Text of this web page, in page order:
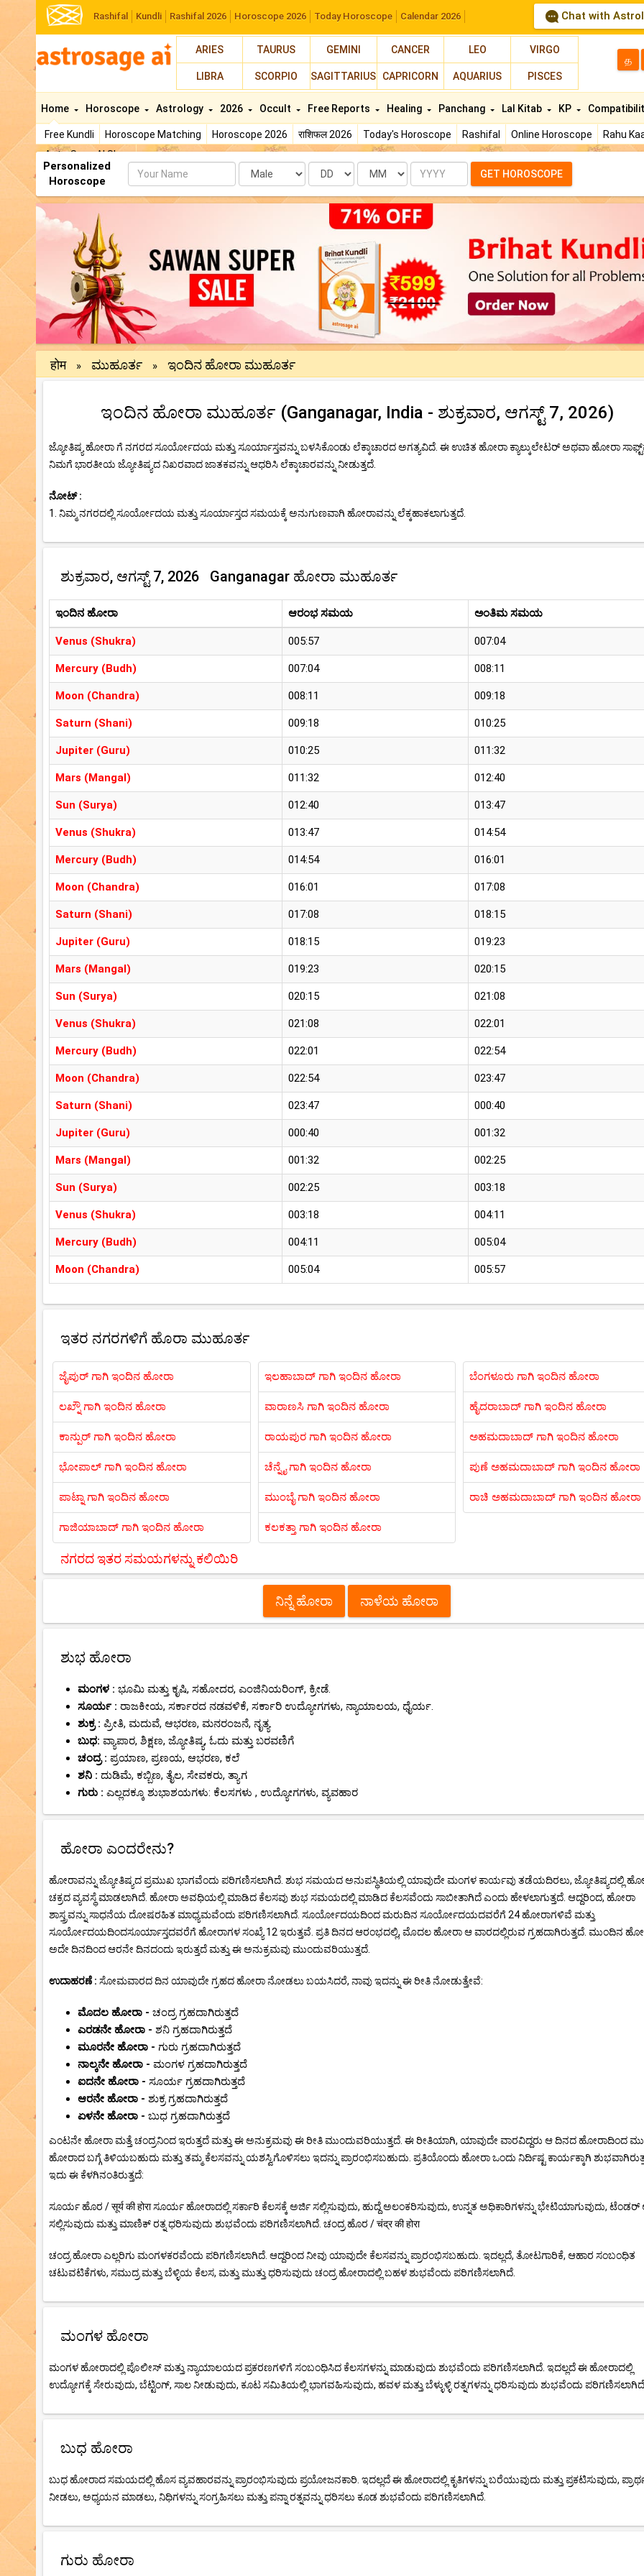
Rashifal Kundli Rashifal 2026 Horoscope 2026 Today Horoscope Calendar 2026 Chat with
ARIES TAURUS GEMINI CANCER LEO VIRGO
LIBRA SCORPIO SAGITTARIUS CAPRICORN AQUARIUS PISCES
த
Home
Free Kundli Horoscope Matching Horoscope 2026 राशिफल 2026 Today's Horoscope Rashifal Online Horoscope
Rahu
AstroSage AI Shop
Horoscope Astrology 2026 Occult Free Reports Healing Panchang Lal Kitab KP
Personalized
Horoscope
Name Date Month Year GET HOROSCOPE
होम » ಮುಹೂರ್ತ » ಇಂದಿನ ಹೋರಾ ಮುಹೂರ್ತ
ಇಂದಿನ ಹೋರಾ ಮುಹೂರ್ತ (Ganganagar, India - ಶುಕ್ರವಾರ, ಆಗಸ್ಟ್ 7, 2026)
ಜ್ಯೋತಿಷ್ಯ ಹೋರಾ ಗೆ ನಗರದ ಸೂರ್ಯೋದಯ ಮತ್ತು ಸೂರ್ಯಾಸ್ತವನ್ನು ಬಳಸಿಕೊಂಡು ಲೆಕ್ಕಾಚಾರದ ಅಗತ್ಯವಿದೆ. ಈ ಉಚಿತ ಹೋರಾ ಕ್ಯಾಲ್ಕುಲೇಟರ್ ಅಥವಾ ಹೋರಾ
ನಿಮಗೆ ಭಾರತೀಯ ಜ್ಯೋತಿಷ್ಯದ ನಿಖರವಾದ ಜಾತಕವನ್ನು ಆಧರಿಸಿ ಲೆಕ್ಕಾಚಾರವನ್ನು ನೀಡುತ್ತದೆ.
ನೋಟ್ :
1. ನಿಮ್ಮ ನಗರದಲ್ಲಿ ಸೂರ್ಯೋದಯ ಮತ್ತು ಸೂರ್ಯಾಸ್ತದ ಸಮಯಕ್ಕೆ ಅನುಗುಣವಾಗಿ ಹೋರಾವನ್ನು ಲೆಕ್ಕಹಾಕಲಾಗುತ್ತದೆ.
ಶುಕ್ರವಾರ, ಆಗಸ್ಟ್ 7, 2026 Ganganagar ಹೋರಾ ಮುಹೂರ್ತ
ಇಂದಿನ ಹೋರಾ ಆರಂಭ ಸಮಯ ಅಂತಿಮ ಸಮಯ
Venus (Shukra) 005:57 007:04
Mercury (Budh) 007:04 008:11
Moon (Chandra) 008:11 009:18
Saturn (Shani) 009:18 010:25
Jupiter (Guru) 010:25 011:32
Mars (Mangal) 011:32 012:40
Sun (Surya) 012:40 013:47
Venus (Shukra) 013:47 014:54
Mercury (Budh) 014:54 016:01
Moon (Chandra) 016:01 017:08
Saturn (Shani) 017:08 018:15
Jupiter (Guru) 018:15 019:23
Mars (Mangal) 019:23 020:15
Sun (Surya) 020:15 021:08
Venus (Shukra) 021:08 022:01
Mercury (Budh) 022:01 022:54
Moon (Chandra) 022:54 023:47
Saturn (Shani) 023:47 000:40
Jupiter (Guru) 000:40 001:32
Mars (Mangal) 001:32 002:25
Sun (Surya) 002:25 003:18
Venus (Shukra) 003:18 004:11
Mercury (Budh) 004:11 005:04
Moon (Chandra) 005:04 005:57
ಇತರ ನಗರಗಳಿಗೆ ಹೊರಾ ಮುಹೂರ್ತ
ಜೈಪುರ್ ಗಾಗಿ ಇಂದಿನ ಹೋರಾ
ಲಖ್ನೌ ಗಾಗಿ ಇಂದಿನ ಹೋರಾ
ಕಾನ್ಪುರ್ ಗಾಗಿ ಇಂದಿನ ಹೋರಾ
ಭೋಪಾಲ್ ಗಾಗಿ ಇಂದಿನ ಹೋರಾ
ಪಾಟ್ನಾ ಗಾಗಿ ಇಂದಿನ ಹೋರಾ
ಗಾಜಿಯಾಬಾದ್ ಗಾಗಿ ಇಂದಿನ ಹೋರಾ
ಇಲಹಾಬಾದ್ ಗಾಗಿ ಇಂದಿನ ಹೋರಾ
ವಾರಾಣಸಿ ಗಾಗಿ ಇಂದಿನ ಹೋರಾ
ರಾಯಪುರ ಗಾಗಿ ಇಂದಿನ ಹೋರಾ
ಚೆನ್ನೈ ಗಾಗಿ ಇಂದಿನ ಹೋರಾ
ಮುಂಬೈ ಗಾಗಿ ಇಂದಿನ ಹೋರಾ
ಕಲಕತ್ತಾ ಗಾಗಿ ಇಂದಿನ ಹೋರಾ
ಬೆಂಗಳೂರು ಗಾಗಿ ಇಂದಿನ ಹೋರಾ
ಹೈದರಾಬಾದ್ ಗಾಗಿ ಇಂದಿನ ಹೋರಾ
ಅಹಮದಾಬಾದ್ ಗಾಗಿ ಇಂದಿನ ಹೋರಾ
ಪುಣೆ ಅಹಮದಾಬಾದ್ ಗಾಗಿ ಇಂದಿನ ಹೋರಾ
ರಾಚಿ ಅಹಮದಾಬಾದ್ ಗಾಗಿ ಇಂದಿನ ಹೋರಾ
ನಗರದ ಇತರ ಸಮಯಗಳನ್ನು ಕಲಿಯಿರಿ
ನಿನ್ನೆ ಹೋರಾ ನಾಳೆಯ ಹೋರಾ
ಶುಭ ಹೋರಾ
ಮಂಗಳ : ಭೂಮಿ ಮತ್ತು ಕೃಷಿ, ಸಹೋದರ, ಎಂಜಿನಿಯರಿಂಗ್, ಕ್ರೀಡೆ.
ಸೂರ್ಯ : ರಾಜಕೀಯ, ಸರ್ಕಾರದ ನಡವಳಿಕೆ, ಸರ್ಕಾರಿ ಉದ್ಯೋಗಗಳು, ನ್ಯಾಯಾಲಯ, ಧೈರ್ಯ.
ಶುಕ್ರ : ಪ್ರೀತಿ, ಮದುವೆ, ಆಭರಣ, ಮನರಂಜನೆ, ನೃತ್ಯ.
ಬುಧ: ವ್ಯಾಪಾರ, ಶಿಕ್ಷಣ, ಜ್ಯೋತಿಷ್ಯ, ಓದು ಮತ್ತು ಬರವಣಿಗೆ
ಚಂದ್ರ : ಪ್ರಯಾಣ, ಪ್ರಣಯ, ಆಭರಣ, ಕಲೆ
ಶನಿ : ದುಡಿಮೆ, ಕಬ್ಬಿಣ, ತೈಲ, ಸೇವಕರು, ತ್ಯಾಗ
ಗುರು : ಎಲ್ಲದಕ್ಕೂ ಶುಭಾಶಯಗಳು: ಕೆಲಸಗಳು , ಉದ್ಯೋಗಗಳು, ವ್ಯವಹಾರ
ಹೋರಾ ಎಂದರೇನು?
ಹೋರಾವನ್ನು ಜ್ಯೋತಿಷ್ಯದ ಪ್ರಮುಖ ಭಾಗವೆಂದು ಪರಿಗಣಿಸಲಾಗಿದೆ. ಶುಭ ಸಮಯದ ಅನುಪಸ್ಥಿತಿಯಲ್ಲಿ ಯಾವುದೇ ಮಂಗಳ ಕಾರ್ಯವು ತಡೆಯದಿರಲು, ಜ್ಯೋತಿಷ್ಯದಲ್ಲಿ
ಚಕ್ರದ ವ್ಯವಸ್ಥೆ ಮಾಡಲಾಗಿದೆ. ಹೋರಾ ಅವಧಿಯಲ್ಲಿ ಮಾಡಿದ ಕೆಲಸವು ಶುಭ ಸಮಯದಲ್ಲಿ ಮಾಡಿದ ಕೆಲಸವೆಂದು ಸಾಬೀತಾಗಿದೆ ಎಂದು ಹೇಳಲಾಗುತ್ತದೆ. ಆದ್ದರಿಂದ, ಹೋರಾ
ಶಾಸ್ತ್ರವನ್ನು ಸಾಧನೆಯ ದೋಷರಹಿತ ಮಾಧ್ಯಮವೆಂದು ಪರಿಗಣಿಸಲಾಗಿದೆ. ಸೂರ್ಯೋದಯದಿಂದ ಮರುದಿನ ಸೂರ್ಯೋದಯದವರೆಗೆ 24 ಹೋರಾಗಳಿವೆ ಮತ್ತು
ಸೂರ್ಯೋದಯದಿಂದಸೂರ್ಯಾಸ್ತದವರೆಗೆ ಹೋರಾಗಳ ಸಂಖ್ಯೆ 12 ಇರುತ್ತವೆ. ಪ್ರತಿ ದಿನದ ಆರಂಭದಲ್ಲಿ, ಮೊದಲ ಹೋರಾ ಆ ವಾರದಲ್ಲಿರುವ ಗ್ರಹದಾಗಿರುತ್ತದೆ. ಮುಂದಿನ
ಅದೇ ದಿನದಿಂದ ಆರನೇ ದಿನದಂದು ಇರುತ್ತದೆ ಮತ್ತು ಈ ಅನುಕ್ರಮವು ಮುಂದುವರಿಯುತ್ತದೆ.
ಉದಾಹರಣೆ : ಸೋಮವಾರದ ದಿನ ಯಾವುದೇ ಗ್ರಹದ ಹೋರಾ ನೋಡಲು ಬಯಸಿದರೆ, ನಾವು ಇದನ್ನು ಈ ರೀತಿ ನೋಡುತ್ತೇವೆ:
ಮೊದಲ ಹೋರಾ - ಚಂದ್ರ ಗ್ರಹದಾಗಿರುತ್ತದೆ
ಎರಡನೇ ಹೋರಾ - ಶನಿ ಗ್ರಹದಾಗಿರುತ್ತದೆ
ಮೂರನೇ ಹೋರಾ - ಗುರು ಗ್ರಹದಾಗಿರುತ್ತದೆ
ನಾಲ್ಕನೇ ಹೋರಾ - ಮಂಗಳ ಗ್ರಹದಾಗಿರುತ್ತದೆ
ಐದನೇ ಹೋರಾ - ಸೂರ್ಯ ಗ್ರಹದಾಗಿರುತ್ತದೆ
ಆರನೇ ಹೋರಾ - ಶುಕ್ರ ಗ್ರಹದಾಗಿರುತ್ತದೆ
ಏಳನೇ ಹೋರಾ - ಬುಧ ಗ್ರಹದಾಗಿರುತ್ತದೆ
ಎಂಟನೇ ಹೋರಾ ಮತ್ತೆ ಚಂದ್ರನಿಂದ ಇರುತ್ತದೆ ಮತ್ತು ಈ ಅನುಕ್ರಮವು ಈ ರೀತಿ ಮುಂದುವರಿಯುತ್ತದೆ. ಈ ರೀತಿಯಾಗಿ, ಯಾವುದೇ ವಾರವಿದ್ದರು ಆ ದಿನದ ಹೋರಾದಿಂದ
ಹೋರಾದ ಬಗ್ಗೆ ತಿಳಿಯಬಹುದು ಮತ್ತು ತಮ್ಮ ಕೆಲಸವನ್ನು ಯಶಸ್ವಿಗೊಳಿಸಲು ಇದನ್ನು ಪ್ರಾರಂಭಿಸಬಹುದು. ಪ್ರತಿಯೊಂದು ಹೋರಾ ಒಂದು ನಿರ್ದಿಷ್ಟ ಕಾರ್ಯಕ್ಕಾಗಿ
ಇದು ಈ ಕೆಳಗಿನಂತಿರುತ್ತದೆ:
ಸೂರ್ಯ ಹೊರ / सूर्य की होरा ಸೂರ್ಯ ಹೋರಾದಲ್ಲಿ ಸರ್ಕಾರಿ ಕೆಲಸಕ್ಕೆ ಅರ್ಜಿ ಸಲ್ಲಿಸುವುದು, ಹುದ್ದೆ ಅಲಂಕರಿಸುವುದು, ಉನ್ನತ ಅಧಿಕಾರಿಗಳನ್ನು ಭೇಟಿಯಾಗುವುದು,
ಸಲ್ಲಿಸುವುದು ಮತ್ತು ಮಾಣಿಕ್ ರತ್ನ ಧರಿಸುವುದು ಶುಭವೆಂದು ಪರಿಗಣಿಸಲಾಗಿದೆ. ಚಂದ್ರ ಹೊರ / चंद्र की होरा
ಚಂದ್ರ ಹೋರಾ ಎಲ್ಲರಿಗು ಮಂಗಳಕರವೆಂದು ಪರಿಗಣಿಸಲಾಗಿದೆ. ಆದ್ದರಿಂದ ನೀವು ಯಾವುದೇ ಕೆಲಸವನ್ನು ಪ್ರಾರಂಭಿಸಬಹುದು. ಇದಲ್ಲದೆ, ತೋಟಗಾರಿಕೆ, ಆಹಾರ ಸಂಬಂಧಿತ
ಚಟುವಟಿಕೆಗಳು, ಸಮುದ್ರ ಮತ್ತು ಬೆಳ್ಳಿಯ ಕೆಲಸ, ಮತ್ತು ಮುತ್ತು ಧರಿಸುವುದು ಚಂದ್ರ ಹೋರಾದಲ್ಲಿ ಬಹಳ ಶುಭವೆಂದು ಪರಿಗಣಿಸಲಾಗಿದೆ.
ಮಂಗಳ ಹೋರಾ
ಮಂಗಳ ಹೋರಾದಲ್ಲಿ ಪೊಲೀಸ್ ಮತ್ತು ನ್ಯಾಯಾಲಯದ ಪ್ರಕರಣಗಳಿಗೆ ಸಂಬಂಧಿಸಿದ ಕೆಲಸಗಳನ್ನು ಮಾಡುವುದು ಶುಭವೆಂದು ಪರಿಗಣಿಸಲಾಗಿದೆ. ಇದಲ್ಲದೆ ಈ ಹೋರಾದಲ್ಲಿ
ಉದ್ಯೋಗಕ್ಕೆ ಸೇರುವುದು, ಬೆಟ್ಟಿಂಗ್, ಸಾಲ ನೀಡುವುದು, ಕೂಟ ಸಮಿತಿಯಲ್ಲಿ ಭಾಗವಹಿಸುವುದು, ಹವಳ ಮತ್ತು ಬೆಳ್ಳುಳ್ಳಿ ರತ್ನಗಳನ್ನು ಧರಿಸುವುದು ಶುಭವೆಂದು
ಬುಧ ಹೋರಾ
ಬುಧ ಹೋರಾದ ಸಮಯದಲ್ಲಿ ಹೊಸ ವ್ಯವಹಾರವನ್ನು ಪ್ರಾರಂಭಿಸುವುದು ಪ್ರಯೋಜನಕಾರಿ. ಇದಲ್ಲದೆ ಈ ಹೋರಾದಲ್ಲಿ ಕೃತಿಗಳನ್ನು ಬರೆಯುವುದು ಮತ್ತು ಪ್ರಕಟಿಸುವುದು,
ನೀಡಲು, ಅಧ್ಯಯನ ಮಾಡಲು, ನಿಧಿಗಳನ್ನು ಸಂಗ್ರಹಿಸಲು ಮತ್ತು ಪನ್ನಾ ರತ್ನವನ್ನು ಧರಿಸಲು ಕೂಡ ಶುಭವೆಂದು ಪರಿಗಣಿಸಲಾಗಿದೆ.
ಗುರು ಹೋರಾ